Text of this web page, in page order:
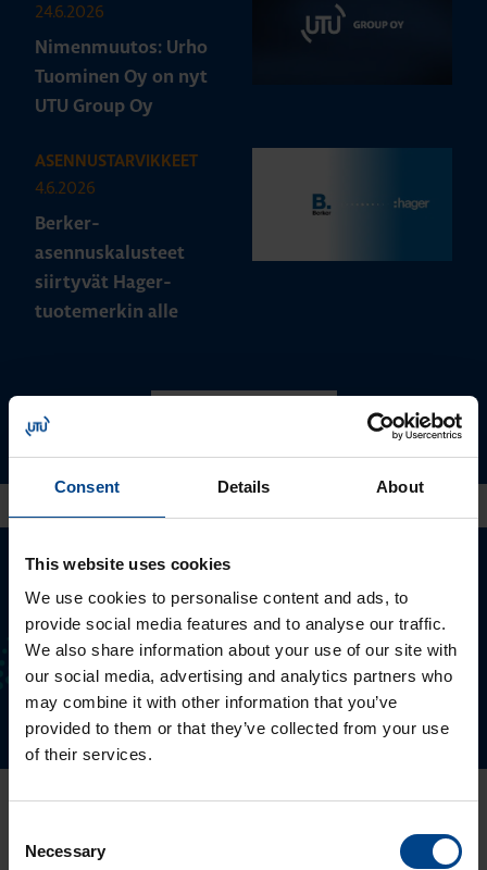
Consent Details About
This website uses cookies
We use cookies to personalise content and ads, to
provide social media features and to analyse our traffic.
We also share information about your use of our site with
our social media, advertising and analytics partners who
may combine it with other information that you’ve
provided to them or that they’ve collected from your use
of their services.
Selection
Necessary
24.6.2026
Nimenmuutos: Urho
Tuominen Oy on nyt
UTU Group Oy
ASENNUSTARVIKKEET
4.6.2026
Berker-
asennuskalusteet
siirtyvät Hager-
tuotemerkin alle
Saatko jo sähkö- ja automaatioalan
uusimmat uutiset sähköpostiisi?
TILAA UUTISKIRJE